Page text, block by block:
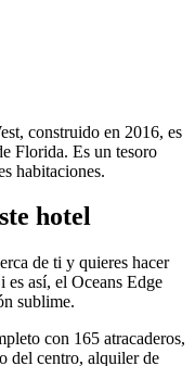
construido en 2016, es
Florida. Es un tesoro
habitaciones.
hotel
de ti y quieres hacer
es así, el Oceans Edge
sublime.
con 165 atracaderos,
del centro, alquiler de